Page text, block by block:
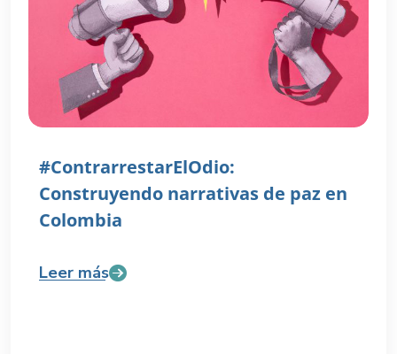
#ContrarrestarElOdio:
Construyendo narrativas de paz en
Colombia
Leer más